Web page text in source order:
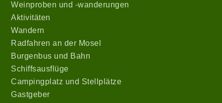
Weinproben und -wanderungen
Aktivitäten
Wandern
Radfahren an der Mosel
Burgenbus und Bahn
Schiffsausflüge
Campingplatz und Stellplätze
Gastgeber